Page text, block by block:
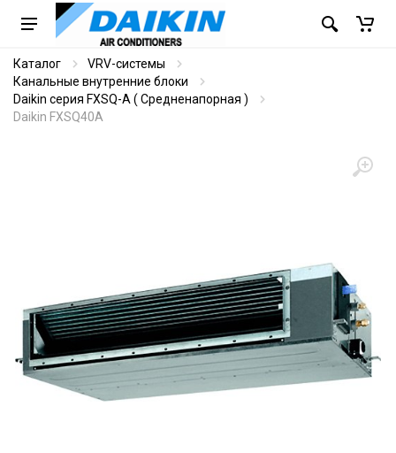
Каталог
VRV-системы
Канальные внутренние блоки
Daikin серия FXSQ-A ( Средненапорная )
Daikin FXSQ40A